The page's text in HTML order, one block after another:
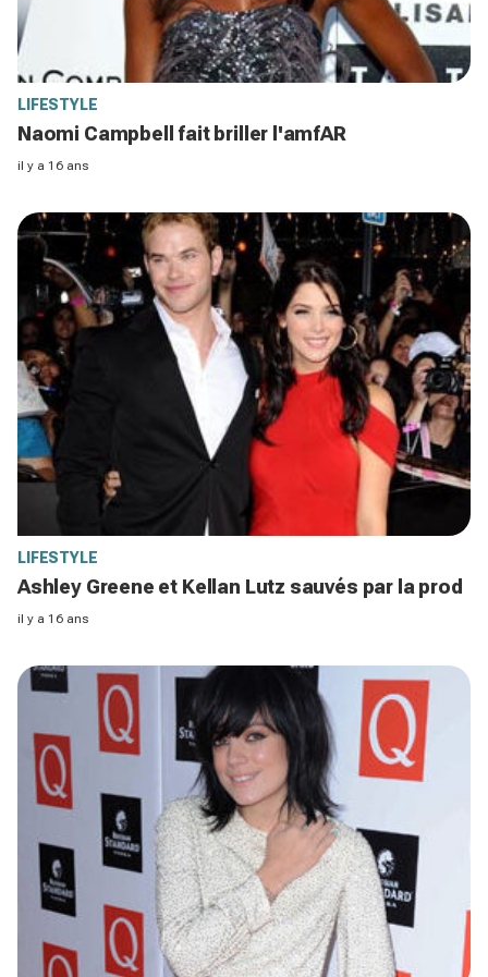
LIFESTYLE
Naomi Campbell fait briller l'amfAR
il y a 16 ans
LIFESTYLE
Ashley Greene et Kellan Lutz sauvés par la prod
il y a 16 ans